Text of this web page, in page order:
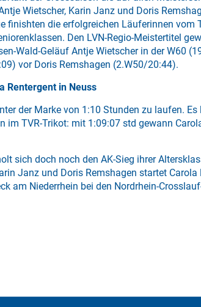
Wietscher, Karin Janz und Doris
finishten die erfolgreichen Läuferinnen vom
Den LVN-Regio-Meistertitel
Wald-Geläuf Antje Wietscher in der W60
vor Doris Remshagen (2.W50/20:44).
Rentergent in Neuss
der Marke von 1:10 Stunden zu laufen. Es
im TVR-Trikot: mit 1:09:07 std gewann
sich doch noch den AK-Sieg ihrer
Janz und Doris Remshagen startet Carola
am Niederrhein bei den Nordrhein-